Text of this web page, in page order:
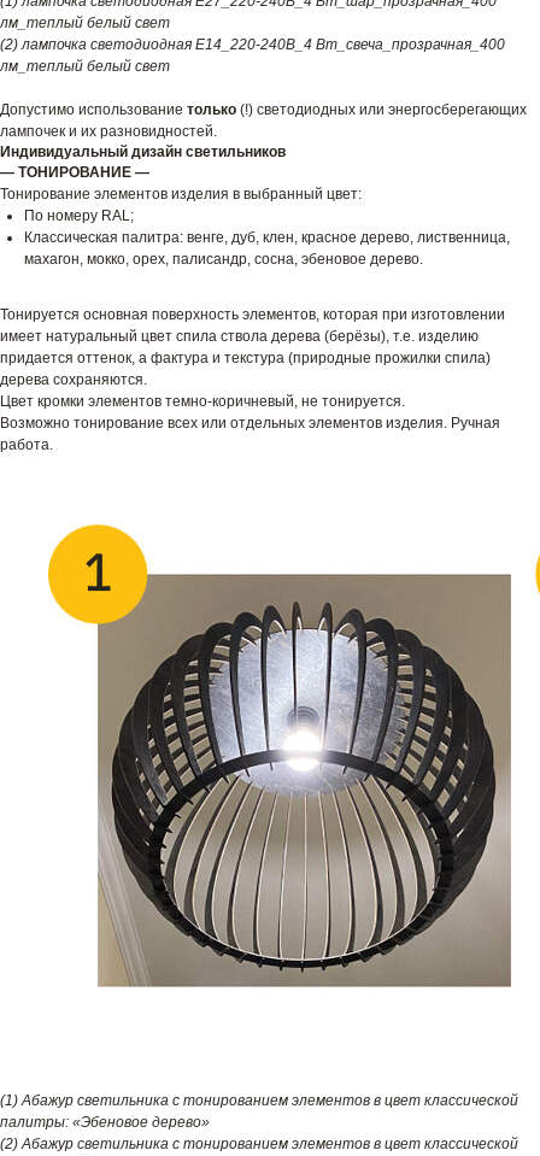
лм_теплый белый свет
(2) лампочка светодиодная E14_220-240В_4 Вт_свеча_прозрачная_400
лм_теплый белый свет
Допустимо использование только (!) светодиодных или энергосберегающих
лампочек и их разновидностей.
Индивидуальный дизайн светильников
— ТОНИРОВАНИЕ —
Тонирование элементов изделия в выбранный цвет:
По номеру RAL;
Классическая палитра: венге, дуб, клен, красное дерево, лиственница,
махагон, мокко, орех, палисандр, сосна, эбеновое дерево.
Тонируется основная поверхность элементов, которая при изготовлении
имеет натуральный цвет спила ствола дерева (берёзы), т.е. изделию
придается оттенок, а фактура и текстура (природные прожилки спила)
дерева сохраняются.
Цвет кромки элементов темно-коричневый, не тонируется.
Возможно тонирование всех или отдельных элементов изделия. Ручная
работа.
(1) Абажур светильника с тонированием элементов в цвет классической
палитры: «Эбеновое дерево»
(2) Абажур светильника с тонированием элементов в цвет классической